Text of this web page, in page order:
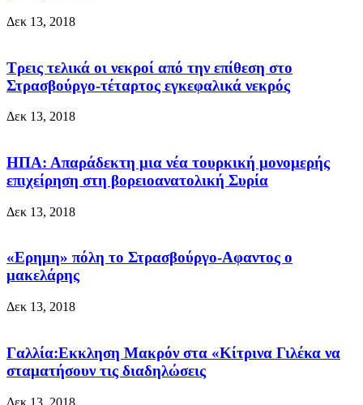
Δεκ 13, 2018
Τρεις τελικά οι νεκροί από την επίθεση στο
Στρασβούργο-τέταρτος εγκεφαλικά νεκρός
Δεκ 13, 2018
ΗΠΑ: Απαράδεκτη μια νέα τουρκική μονομερής
επιχείρηση στη βορειοανατολική Συρία
Δεκ 13, 2018
«Ερημη» πόλη το Στρασβούργο-Αφαντος ο
μακελάρης
Δεκ 13, 2018
Γαλλία:Εκκληση Μακρόν στα «Κίτρινα Γιλέκα να
σταματήσουν τις διαδηλώσεις
Δεκ 13, 2018